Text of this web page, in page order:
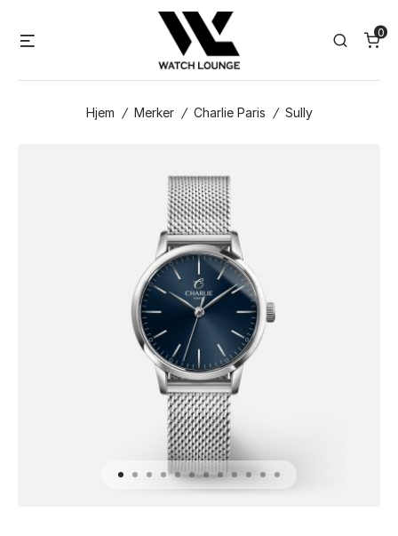
Search
0
Hjem / Merker / Charlie Paris / Sully